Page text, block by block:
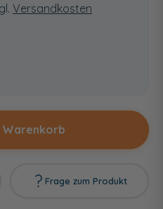
Versandkosten
Warenkorb
Frage zum Produkt